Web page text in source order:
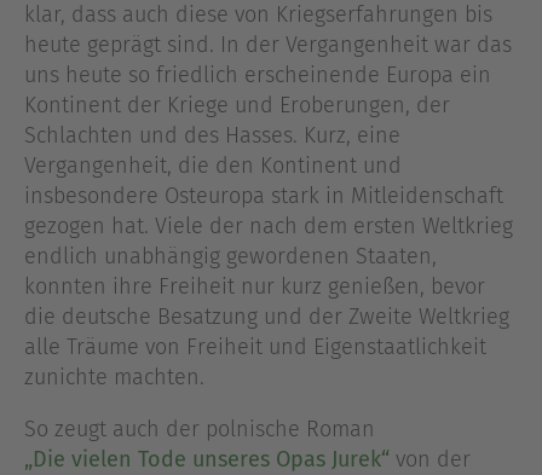
klar, dass auch diese von Kriegserfahrungen bis
heute geprägt sind. In der Vergangenheit war das
uns heute so friedlich erscheinende Europa ein
Kontinent der Kriege und Eroberungen, der
Schlachten und des Hasses. Kurz, eine
Vergangenheit, die den Kontinent und
insbesondere Osteuropa stark in Mitleidenschaft
gezogen hat. Viele der nach dem ersten Weltkrieg
endlich unabhängig gewordenen Staaten,
konnten ihre Freiheit nur kurz genießen, bevor
die deutsche Besatzung und der Zweite Weltkrieg
alle Träume von Freiheit und Eigenstaatlichkeit
zunichte machten.
So zeugt auch der polnische Roman
„Die vielen Tode unseres Opas Jurek“ von der